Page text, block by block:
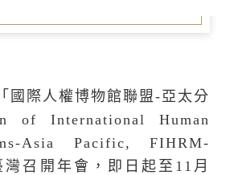
國際人權博物館聯盟 -亞太分
of International Human
Asia Pacific, FIHRM-
灣召開年會，即日起至 11 月